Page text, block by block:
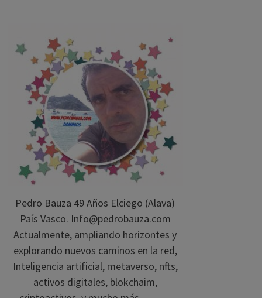
Pedro Bauza 49 Años Elciego (Alava)
País Vasco. Info@pedrobauza.com
Actualmente, ampliando horizontes y
explorando nuevos caminos en la red,
Inteligencia artificial, metaverso, nfts,
activos digitales, blokchaim,